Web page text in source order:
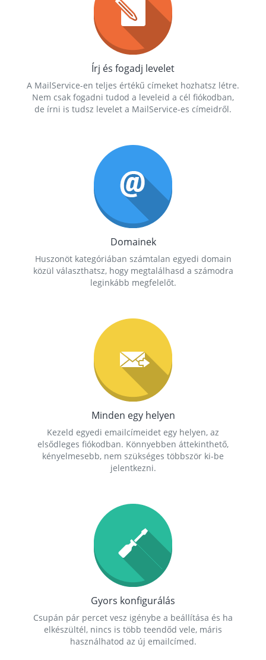
Írj és fogadj levelet
A MailService-en teljes értékű címeket hozhatsz létre.
Nem csak fogadni tudod a leveleid a cél fiókodban,
de írni is tudsz levelet a MailService-es címeidről.
Domainek
Huszonöt kategóriában számtalan egyedi domain
közül választhatsz, hogy megtalálhasd a számodra
leginkább megfelelőt.
Minden egy helyen
Kezeld egyedi emailcímeidet egy helyen, az
elsődleges fiókodban. Könnyebben áttekinthető,
kényelmesebb, nem szükséges többször ki-be
jelentkezni.
Gyors konfigurálás
Csupán pár percet vesz igénybe a beállítása és ha
elkészültél, nincs is több teendőd vele, máris
használhatod az új emailcímed.